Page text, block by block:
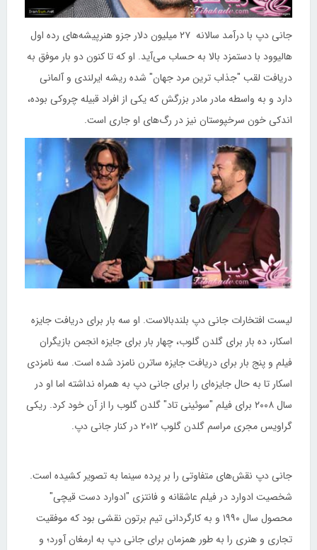
جانی دپ با درآمد سالانه ‌ ۲۷ میلیون دلار جزو هنرپیشه‌های رده اول
هالیوود با دستمزد بالا به حساب می‌آید. او که تا کنون دو بار موفق به
دریافت لقب "جذاب ‌ترین مرد جهان" شده ریشه ‌ایرلندی و آلمانی
دارد و به واسطه مادر مادر بزرگش که یکی از افراد قبیله چروکی بوده،
اندکی خون سرخپوستان نیز در رگ‌های او جاری است.
لیست افتخارات جانی دپ بلندبالاست. او سه بار برای دریافت جایزه
اسکار، ده بار برای گلدن گلوب، چهار بار برای جایزه انجمن بازیگران
فیلم و پنج بار برای دریافت جایزه ساترن نامزد شده است. سه نامزدی
اسکار تا به حال جایزه‌ای را برای جانی دپ به همراه نداشته اما او در
سال ۲۰۰۸ برای فیلم "سوئینی تاد" گلدن گلوب را از آن خود کرد. ریکی
گراویس مجری مراسم گلدن گلوب ۲۰۱۲ در کنار جانی دپ.
جانی دپ نقش‌های متفاوتی را بر پرده سینما به تصویر کشیده است.
شخصیت ادوارد در فیلم عاشقانه و فانتزی "ادوارد دست قیچی"
محصول سال ۱۹۹۰ و به کارگردانی تیم برتون نقشی بود که موفقیت
تجاری و هنری را به طور همزمان برای جانی دپ به ارمغان آورد؛ و